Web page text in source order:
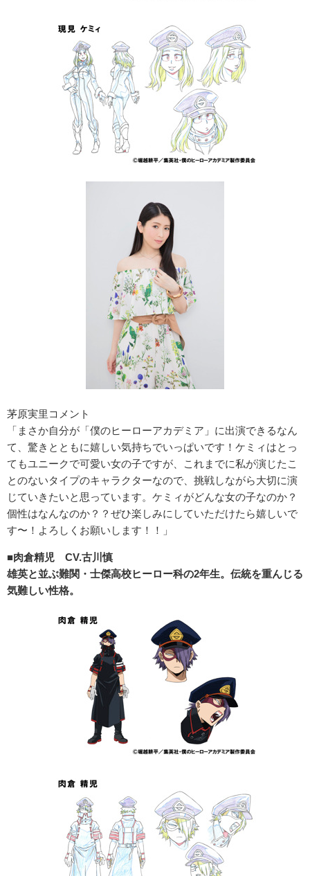
茅原実里コメント
「まさか自分が「僕のヒーローアカデミア」に出演できるなん
て、驚きとともに嬉しい気持ちでいっぱいです！ケミィはとっ
てもユニークで可愛い女の子ですが、これまでに私が演じたこ
とのないタイプのキャラクターなので、挑戦しながら大切に演
じていきたいと思っています。ケミィがどんな女の子なのか？
個性はなんなのか？？ぜひ楽しみにしていただけたら嬉しいで
す〜！よろしくお願いします！！」
■肉倉精児 CV.古川慎
雄英と並ぶ難関・士傑高校ヒーロー科の2年生。伝統を重んじる
気難しい性格。